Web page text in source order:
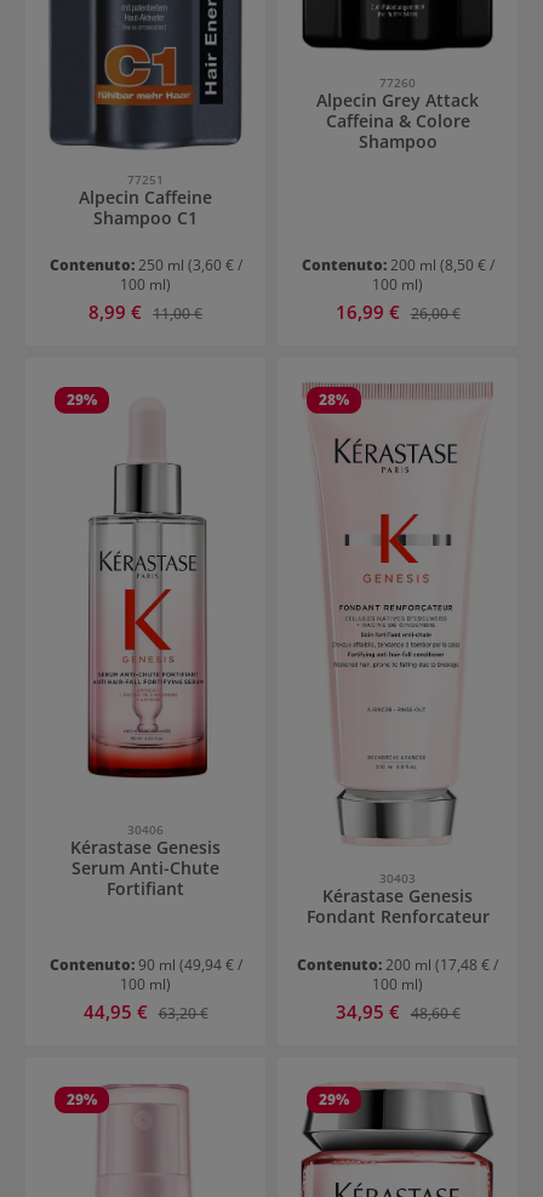
77251
Alpecin Caffeine
Shampoo C1
Contenuto:250 ml (3,60 € /
100 ml)
Prezzo di vendita:
8,99 € Prezzo normale:
11,00 €
77260
Alpecin Grey Attack
Caffeina & Colore
Shampoo
Contenuto:200 ml (8,50 € /
100 ml)
Prezzo di vendita:
16,99 € Prezzo normale:
26,00 €
29%
30406
Kérastase Genesis
Serum Anti-Chute
Fortifiant
Contenuto:90 ml (49,94 € /
100 ml)
Prezzo di vendita:
44,95 € Prezzo normale:
63,20 €
28%
30403
Kérastase Genesis
Fondant Renforcateur
Contenuto:200 ml (17,48 € /
100 ml)
Prezzo di vendita:
34,95 € Prezzo normale:
48,60 €
29% 29%